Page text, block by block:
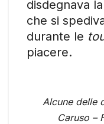
disdegnava
che si
durante le
piacere.
Alcune delle
Caruso –